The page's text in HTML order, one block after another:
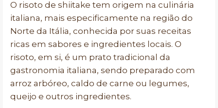
O risoto de shiitake tem origem na culinária
italiana, mais especificamente na região do
Norte da Itália, conhecida por suas receitas
ricas em sabores e ingredientes locais. O
risoto, em si, é um prato tradicional da
gastronomia italiana, sendo preparado com
arroz arbóreo, caldo de carne ou legumes,
queijo e outros ingredientes.